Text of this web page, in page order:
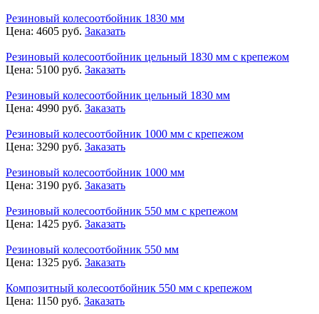
Резиновый колесоотбойник 1830 мм
Цена: 4605 руб. Заказать
Резиновый колесоотбойник цельный 1830 мм с крепежом
Цена: 5100 руб. Заказать
Резиновый колесоотбойник цельный 1830 мм
Цена: 4990 руб. Заказать
Резиновый колесоотбойник 1000 мм с крепежом
Цена: 3290 руб. Заказать
Резиновый колесоотбойник 1000 мм
Цена: 3190 руб. Заказать
Резиновый колесоотбойник 550 мм с крепежом
Цена: 1425 руб. Заказать
Резиновый колесоотбойник 550 мм
Цена: 1325 руб. Заказать
Композитный колесоотбойник 550 мм с крепежом
Цена: 1150 руб. Заказать